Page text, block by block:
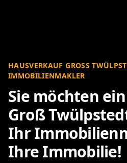
HAUSVERKAUF GROSS
MMOBILIENMAKLER
Sie möchten
Groß
Ihr
Ihre Immobilie!